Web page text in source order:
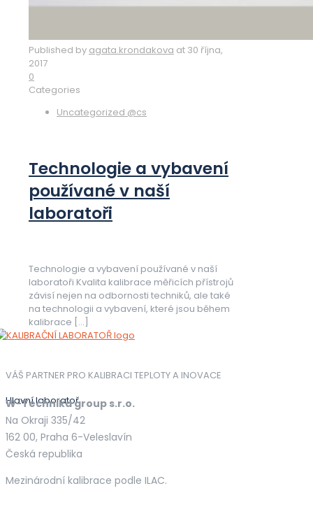
Published by agata.krondakova at 30 října,
2017
0
Categories
Uncategorized @cs
Technologie a vybavení
používané v naší
laboratoři
Technologie a vybavení používané v naší
laboratoři Kvalita kalibrace měřicích přístrojů
závisí nejen na odbornosti techniků, ale také
na technologii a vybavení, které jsou během
kalibrace […]
VÁŠ PARTNER PRO KALIBRACI TEPLOTY A INOVACE
Hlavní laboratoř
W-Technika group s.r.o.
Na Okraji 335/42
162 00, Praha 6-Veleslavín
Česká republika
Mezinárodní kalibrace podle ILAC.